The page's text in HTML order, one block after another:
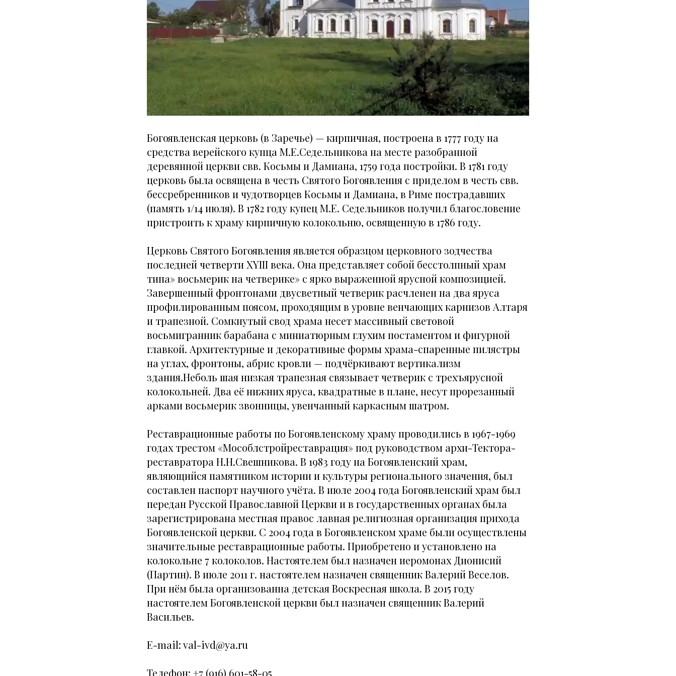
Богоявленская церковь (в Заречье) — кирпичная, построена в 1777 году на
средства верейского купца М.Е.Седельникова на месте разобранной
деревянной церкви свв. Косьмы и Дамиана, 1759 года постройки. В 1781 году
церковь была освящена в честь Святого Богоявления с приделом в честь свв.
бессребренников и чудотворцев Косьмы и Дамиана, в Риме пострадавших
(память 1/14 июля). В 1782 году купец М.Е. Седельников получил благословение
пристроить к храму кирпичную колокольню, освященную в 1786 году.
Церковь Святого Богоявления является образцом церковного зодчества
последней четверти XYIII века. Она представляет собой бесстолпный храм
типа» восьмерик на четверике» с ярко выраженной ярусной композицией.
Завершенный фронтонами двусветный четверик расчленен на два яруса
профилированным поясом, проходящим в уровне венчающих карнизов Алтаря
и трапезной. Сомкнутый свод храма несет массивный световой
восьмигранник барабана с миниатюрным глухим постаментом и фигурной
главкой. Архитектурные и декоративные формы храма-спаренные пилястры
на углах, фронтоны, абрис кровли — подчёркивают вертикализм
здания.Неболь шая низкая трапезная связывает четверик с трехъярусной
колокольней. Два её нижних яруса, квадратные в плане, несут прорезанный
арками восьмерик звонницы, увенчанный каркасным шатром.
Реставрационные работы по Богоявленскому храму проводились в 1967-1969
годах трестом «Мособлстройреставрация» под руководством архи-Тектора-
реставратора Н.Н.Свешникова. В 1983 году на Богоявленский храм,
являющийся памятником истории и культуры регионального значения, был
составлен паспорт научного учёта. В июле 2004 года Богоявленский храм был
передан Русской Православной Церкви и в государственных органах была
зарегистрирована местная правос лавная религиозная организация прихода
Богоявленской церкви. С 2004 года в Богоявленском храме были осуществлены
значительные реставрационные работы. Приобретено и установлено на
колокольне 7 колоколов. Настоятелем был назначен иеромонах Дионисий
(Партин). В июле 2011 г. настоятелем назначен священник Валерий Веселов.
При нём была организованна детская Воскресная школа. В 2015 году
настоятелем Богоявленской церкви был назначен священник Валерий
Васильев.
E-mail: val-ivd@ya.ru
Телефон: +7 (916) 601-58-05